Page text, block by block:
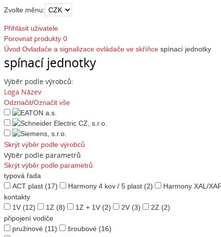
Zvolte měnu:
Přihlásit uživatele
Porovnat produkty 0
Úvod Ovladače a signalizace ovládače ve skříňce spínací jednotky
spínací jednotky
Výběr podle výrobců:
Loga Název
Odznačit/Označit vše
Skrýt výběr podle výrobců
Výběr podle parametrů
Skrýt výběr podle parametrů
typová řada
ACT plast (17) Harmony 4 kov / 5 plast (2)
Harmony XAL/
kontakty
1V (12) 1Z (8) 1Z + 1V (2) 2V (3) 2Z (2)
připojení vodiče
pružinové (11) šroubové (16)